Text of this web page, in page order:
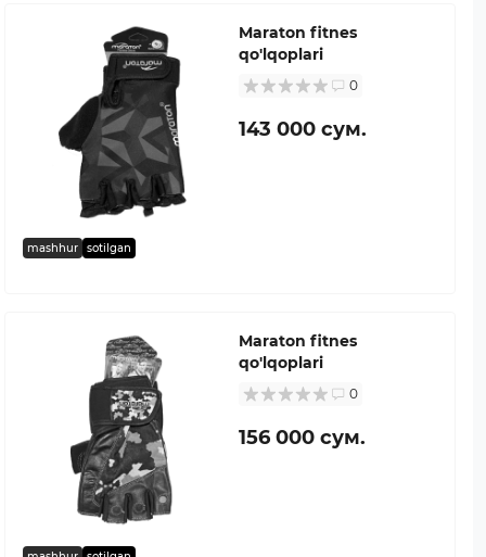
mashhur sotilgan
Maraton fitnes
qo'lqoplari
0
143 000 сум.
Maraton fitnes
qo'lqoplari
0
156 000 сум.